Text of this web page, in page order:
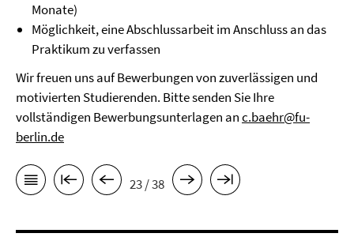
Monate)
Möglichkeit, eine Abschlussarbeit im Anschluss an das
Praktikum zu verfassen
Wir freuen uns auf Bewerbungen von zuverlässigen und
motivierten Studierenden. Bitte senden Sie Ihre
vollständigen Bewerbungsunterlagen anc.baehr@fu-
berlin.de
23 / 38